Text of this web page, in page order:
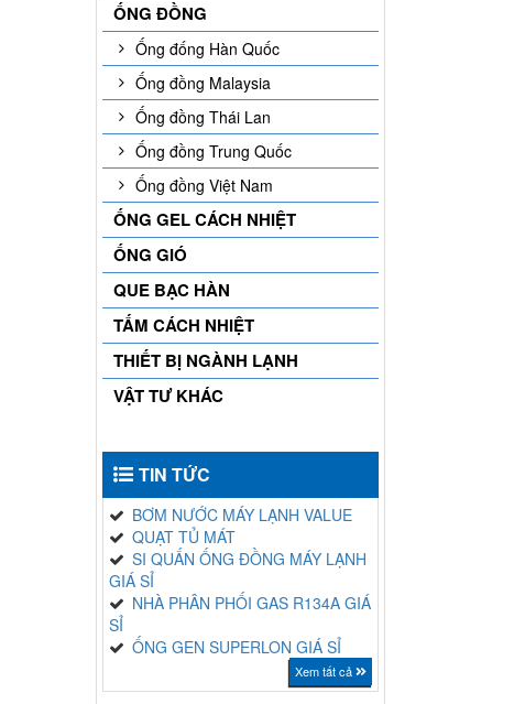
ỐNG ĐỒNG
Ống đống Hàn Quốc
Ống đồng Malaysia
Ống đồng Thái Lan
Ống đồng Trung Quốc
Ống đồng Việt Nam
ỐNG GEL CÁCH NHIỆT
ỐNG GIÓ
QUE BẠC HÀN
TẤM CÁCH NHIỆT
THIẾT BỊ NGÀNH LẠNH
VẬT TƯ KHÁC
TIN TỨC
BƠM NƯỚC MÁY LẠNH VALUE
QUẠT TỦ MÁT
SI QUẤN ỐNG ĐỒNG MÁY LẠNH
GIÁ SỈ
NHÀ PHÂN PHỐI GAS R134A GIÁ
SỈ
ỐNG GEN SUPERLON GIÁ SỈ
Xem tất cả